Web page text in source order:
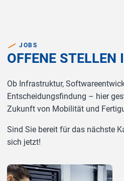
JOBS
OFFENE STELLEN
Ob Infrastruktur,
Entscheidungsfindung – hier
Zukunft von Mobilität und
Sind Sie bereit für das nächste
sich jetzt!